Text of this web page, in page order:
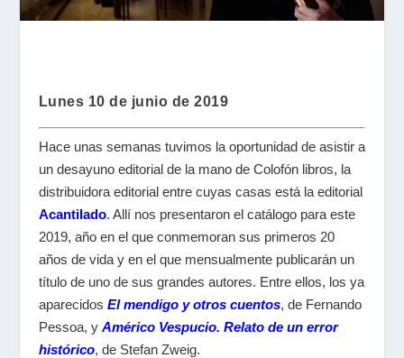
Lunes 10 de junio de 2019
Hace unas semanas tuvimos la oportunidad de asistir a
un desayuno editorial de la mano de Colofón libros, la
distribuidora editorial entre cuyas casas está la editorial
Acantilado. Allí nos presentaron el catálogo para este
2019, año en el que conmemoran sus primeros 20
años de vida y en el que mensualmente publicarán un
título de uno de sus grandes autores. Entre ellos, los ya
aparecidos El mendigo y otros cuentos, de Fernando
Pessoa, y Américo Vespucio. Relato de un error
histórico, de Stefan Zweig.